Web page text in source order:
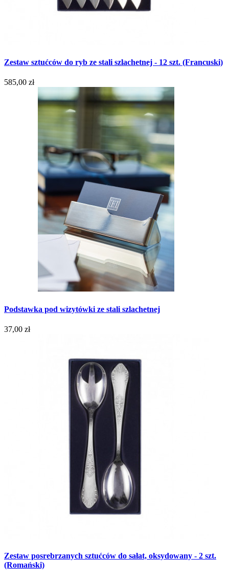
Zestaw sztućców do ryb ze stali szlachetnej - 12 szt. (Francuski)
585,00 zł
Podstawka pod wizytówki ze stali szlachetnej
37,00 zł
Zestaw posrebrzanych sztućców do sałat, oksydowany - 2 szt.
(Romański)